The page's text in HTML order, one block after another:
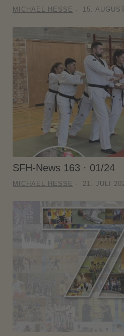
MICHAEL HESSE 15.
SFH-News 163 · 01/24
MICHAEL HESSE 21. JULI